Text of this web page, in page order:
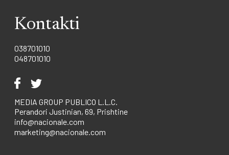
Kontakti
038701010
048701010
MEDIA GROUP PUBLICO L.L.C.
Perandori Justinian, 69, Prishtine
info@nacionale.com
marketing@nacionale.com